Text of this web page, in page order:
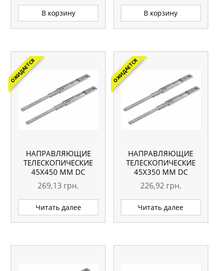
В корзину В корзину
ОЖИДАЕТСЯ
НАПРАВЛЯЮЩИЕ
ТЕЛЕСКОПИЧЕСКИЕ
45Х450 ММ DC
269,13 грн.
Читать далее
ОЖИДАЕТСЯ
НАПРАВЛЯЮЩИЕ
ТЕЛЕСКОПИЧЕСКИЕ
45Х350 ММ DC
226,92 грн.
Читать далее